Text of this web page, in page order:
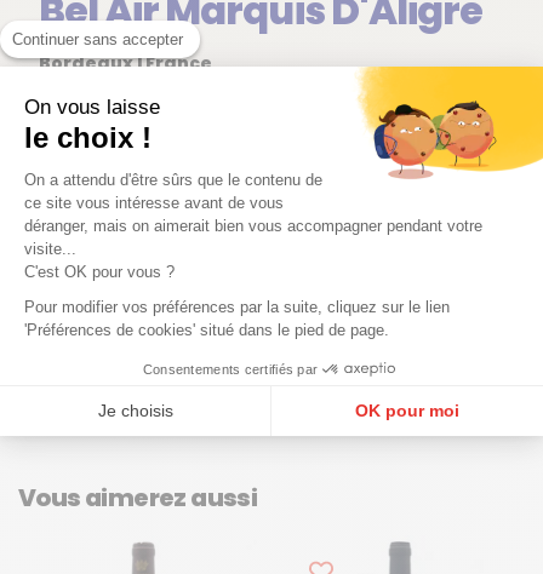
Continuer sans accepter
On vous laisse
le choix !
On a attendu d'être sûrs que le contenu de
ce site vous intéresse avant de vous
déranger, mais on aimerait bien vous accompagner pendant votre
visite...
C'est OK pour vous ?
Pour modifier vos préférences par la suite, cliquez sur le lien
'Préférences de cookies' situé dans le pied de page.
Consentements certifiés par
Je choisis OK pour moi
Notre plateforme vous permet d'adapter et de gérer vos paramètres de confidentialité, en
Bordeaux | France
Situé au cœur du prestigieux vignoble deMargaux,
à Margaux-Cantenac
, le Château Bel Air Marquis
d’Aligre incarne l’élégance classique du Médoc,
portée par une approche moderne et précise de la
viticulture. Propriété historique profondément
ancrée dans son terroir graveleux, le domaine
bénéficie de
... Lire plus
Voir tous les vins du domaine
Vous aimerez aussi